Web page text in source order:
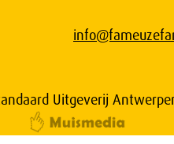
Uitgeverij